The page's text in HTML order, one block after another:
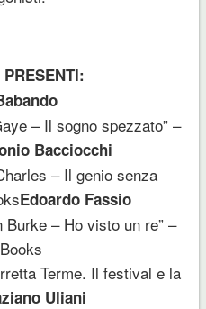
– Il sogno spezzato” –
Bacciocchi
– Il genio senza
Edoardo Fassio
Burke – Ho visto un re” –
Terme. Il festival e la
Uliani